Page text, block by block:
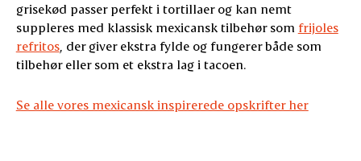
grisekød passer perfekt i tortillaer og kan nemt
suppleres med klassisk mexicansk tilbehør som frijoles
refritos, der giver ekstra fylde og fungerer både som
tilbehør eller som et ekstra lag i tacoen.
Se alle vores mexicansk inspirerede opskrifter her